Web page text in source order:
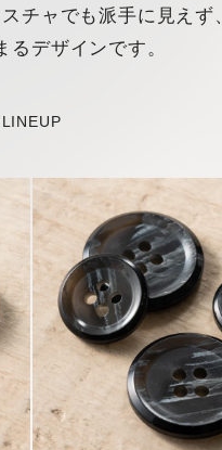
チャでも派手に見えず、
るデザインです。
LINEUP